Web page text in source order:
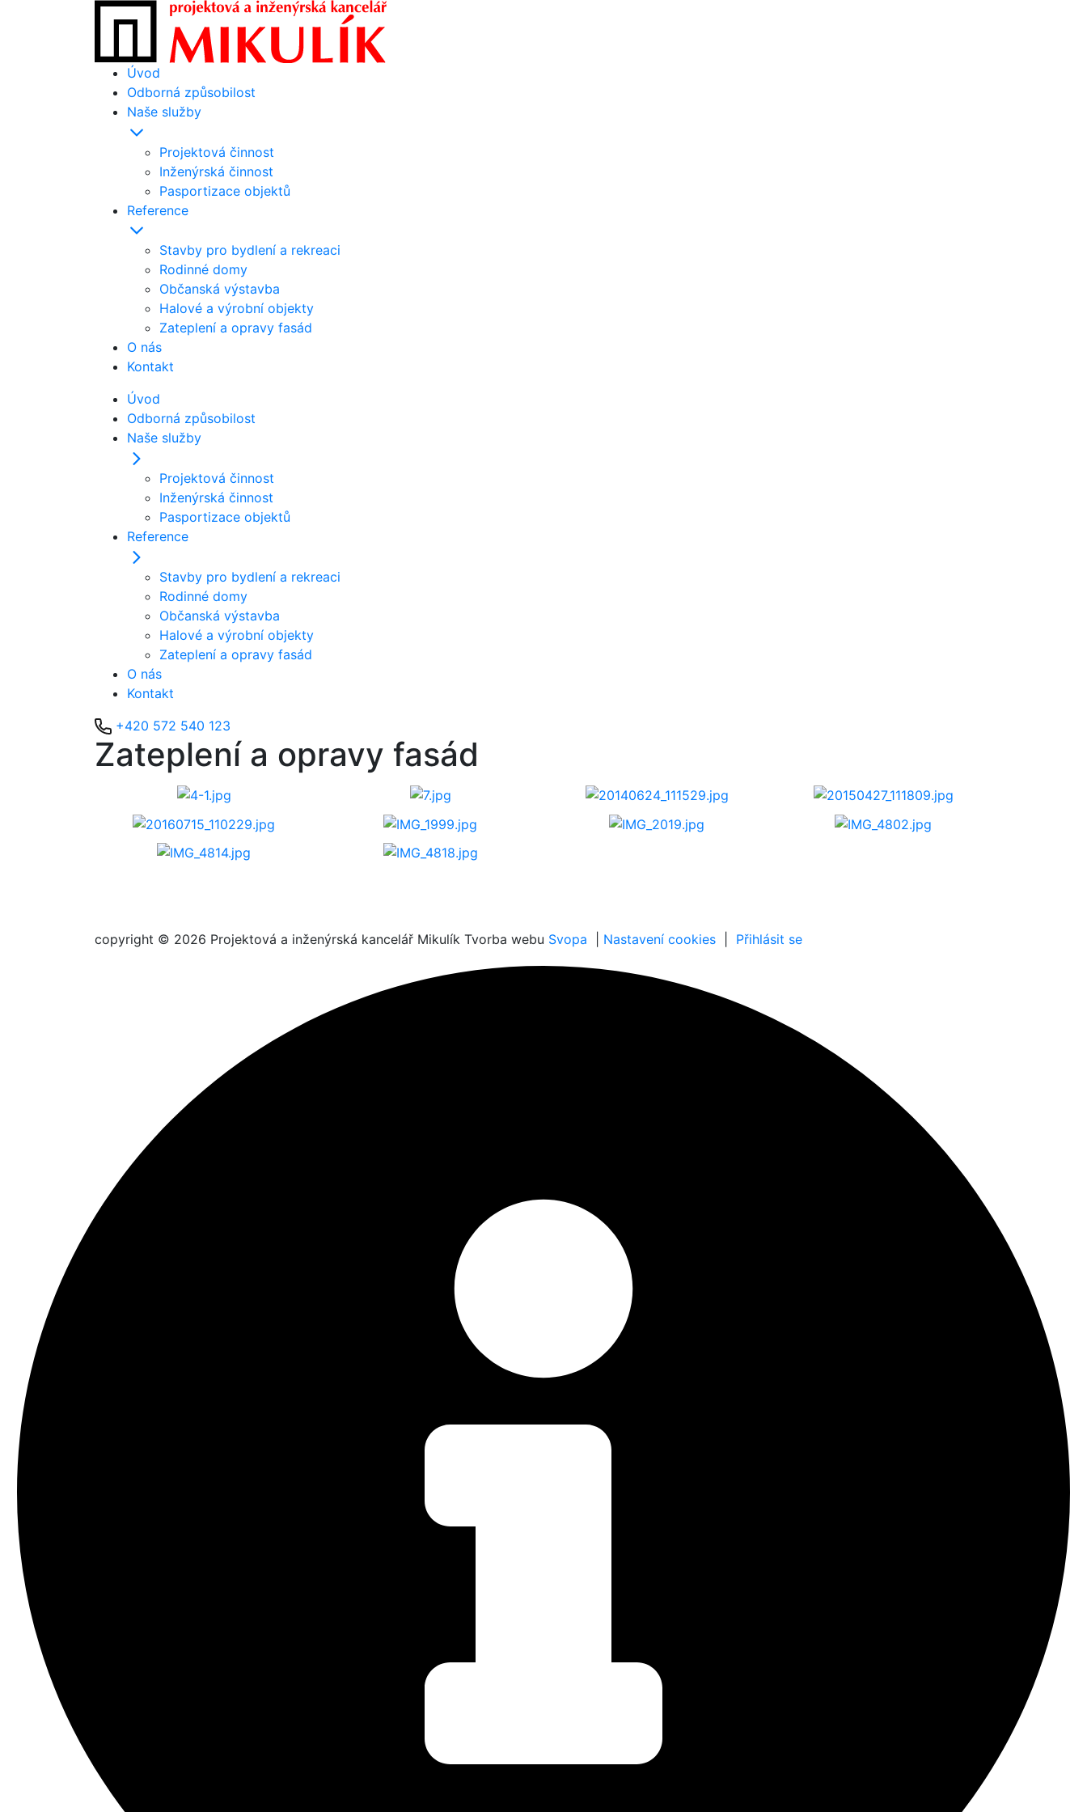
Úvod
Odborná způsobilost
Naše služby
Projektová činnost
Inženýrská činnost
Pasportizace objektů
Reference
Stavby pro bydlení a rekreaci
Rodinné domy
Občanská výstavba
Halové a výrobní objekty
Zateplení a opravy fasád
O nás
Kontakt
Úvod
Odborná způsobilost
Naše služby
Projektová činnost
Inženýrská činnost
Pasportizace objektů
Reference
Stavby pro bydlení a rekreaci
Rodinné domy
Občanská výstavba
Halové a výrobní objekty
Zateplení a opravy fasád
O nás
Kontakt
+420 572 540 123
Zateplení a opravy fasád
copyright © 2026 Projektová a inženýrská kancelář Mikulík Tvorba webu Svopa Nastavení cookies Přihlásit se